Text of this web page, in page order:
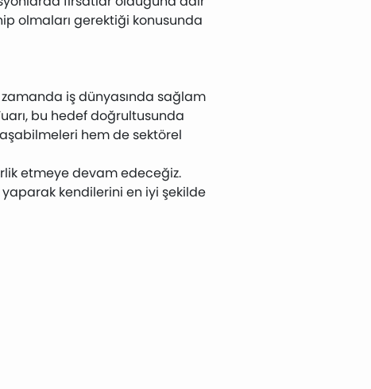
olmaları gerektiği konusunda
iş dünyasında sağlam
bu hedef doğrultusunda
hem de sektörel
etmeye devam edeceğiz.
yaparak kendilerini en iyi şekilde